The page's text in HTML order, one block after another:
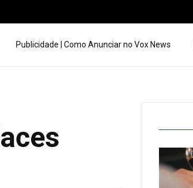
Publicidade | Como Anunciar no Vox News